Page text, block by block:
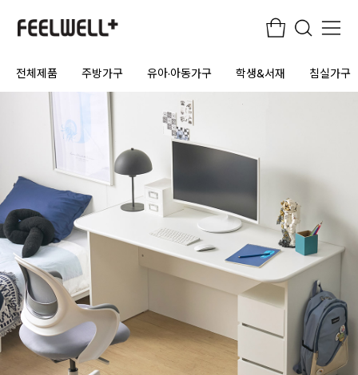
전체제품 주방가구 유아·아동가구 학생&서재 침실가구